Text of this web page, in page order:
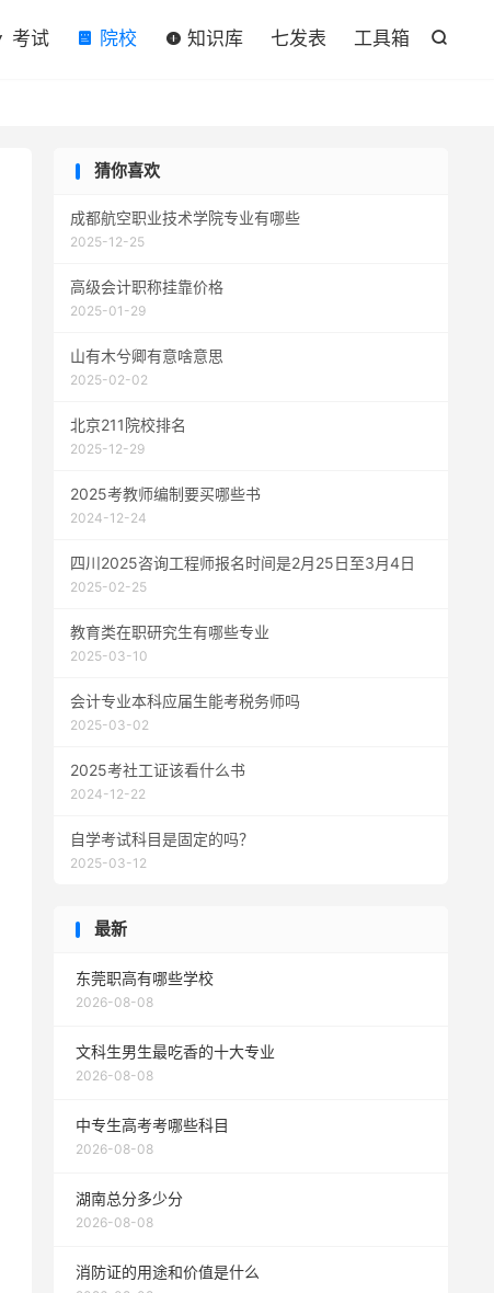

考试 院校 知识库 七发表 工具箱
猜你喜欢
成都航空职业技术学院专业有哪些
2025-12-25
高级会计职称挂靠价格
2025-01-29
山有木兮卿有意啥意思
2025-02-02
北京211院校排名
2025-12-29
2025考教师编制要买哪些书
2024-12-24
四川2025咨询工程师报名时间是2月25日至3月4日
2025-02-25
教育类在职研究生有哪些专业
2025-03-10
会计专业本科应届生能考税务师吗
2025-03-02
2025考社工证该看什么书
2024-12-22
自学考试科目是固定的吗？
2025-03-12
最新
东莞职高有哪些学校
2026-08-08
文科生男生最吃香的十大专业
2026-08-08
中专生高考考哪些科目
2026-08-08
湖南总分多少分
2026-08-08
消防证的用途和价值是什么